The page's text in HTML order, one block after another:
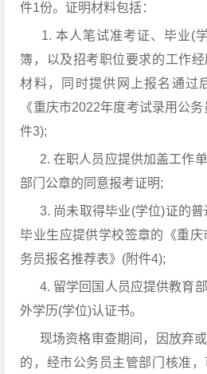
件1份。证明材料包括：
1. 本人笔试准考证、毕业(
簿，以及招考职位要求的工作
材料，同时提供网上报名通过
《重庆市2022年度考试录用公
件3);
2. 在职人员应提供加盖工作
部门公章的同意报考证明;
3. 尚未取得毕业(学位)证的普
毕业生应提供学校签章的《重
务员报名推荐表》(附件4);
4. 留学回国人员应提供教育
外学历(学位)认证书。
现场资格审查期间，因放弃或
的，经市公务员主管部门核准